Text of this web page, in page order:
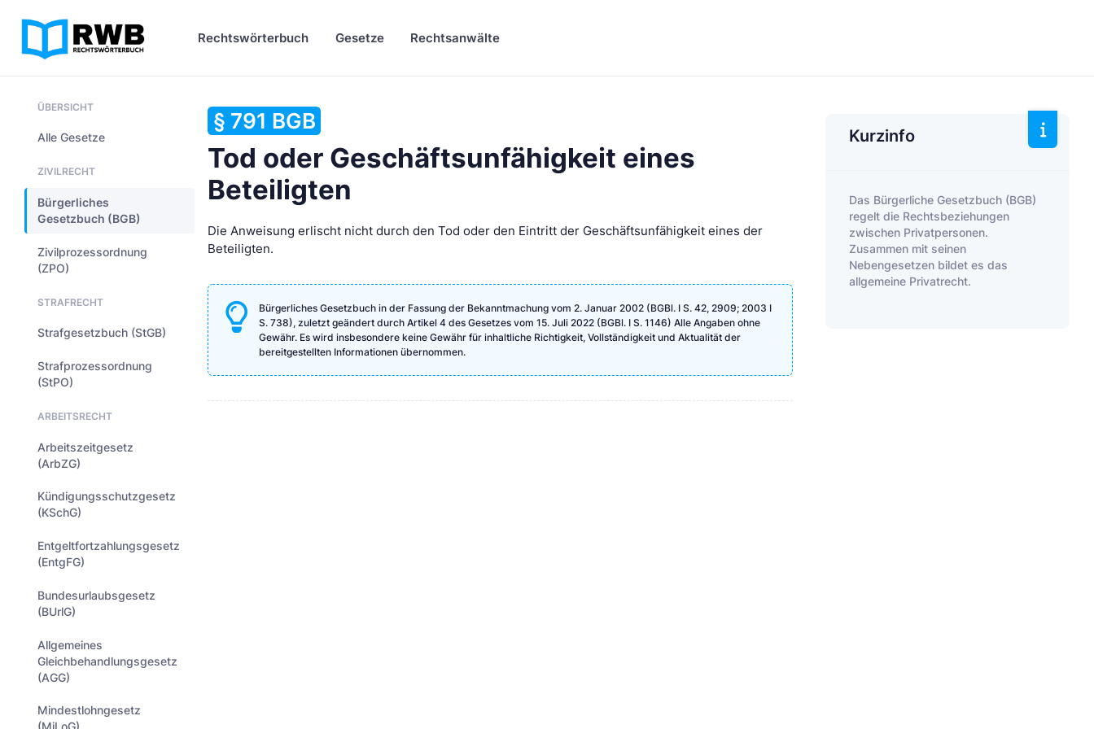
Rechtswörterbuch Gesetze Rechtsanwälte
ÜBERSICHT
Alle Gesetze
ZIVILRECHT
Bürgerliches
Gesetzbuch (BGB)
Zivilprozessordnung
(ZPO)
STRAFRECHT
Strafgesetzbuch (StGB)
Strafprozessordnung
(StPO)
ARBEITSRECHT
Arbeitszeitgesetz
(ArbZG)
Kündigungsschutzgesetz
(KSchG)
Entgeltfortzahlungsgesetz
(EntgFG)
Bundesurlaubsgesetz
(BUrlG)
Allgemeines
Gleichbehandlungsgesetz
(AGG)
Mindestlohngesetz
§ 791 BGB
Tod oder Geschäftsunfähigkeit eines
Beteiligten
Die Anweisung erlischt nicht durch den Tod oder den Eintritt der Geschäftsunfähigkeit eines der
Beteiligten.
Bürgerliches Gesetzbuch in der Fassung der Bekanntmachung vom 2. Januar 2002 (BGBl. I S. 42, 2909; 2003 I
S. 738), zuletzt geändert durch Artikel 4 des Gesetzes vom 15. Juli 2022 (BGBl. I S. 1146) Alle Angaben ohne
Gewähr. Es wird insbesondere keine Gewähr für inhaltliche Richtigkeit, Vollständigkeit und Aktualität der
bereitgestellten Informationen übernommen.
Kurzinfo
Das Bürgerliche Gesetzbuch (BGB)
regelt die Rechtsbeziehungen
zwischen Privatpersonen.
Zusammen mit seinen
Nebengesetzen bildet es das
allgemeine Privatrecht.